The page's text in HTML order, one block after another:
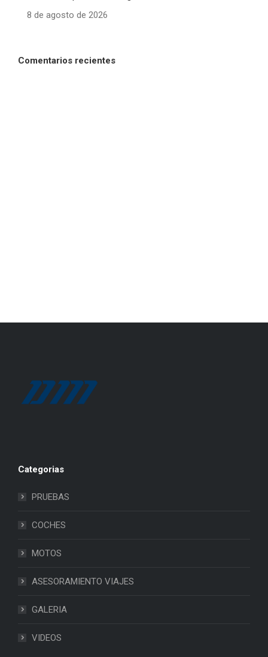
8 de agosto de 2026
Comentarios recientes
Categorias
PRUEBAS
COCHES
MOTOS
ASESORAMIENTO VIAJES
GALERIA
VIDEOS